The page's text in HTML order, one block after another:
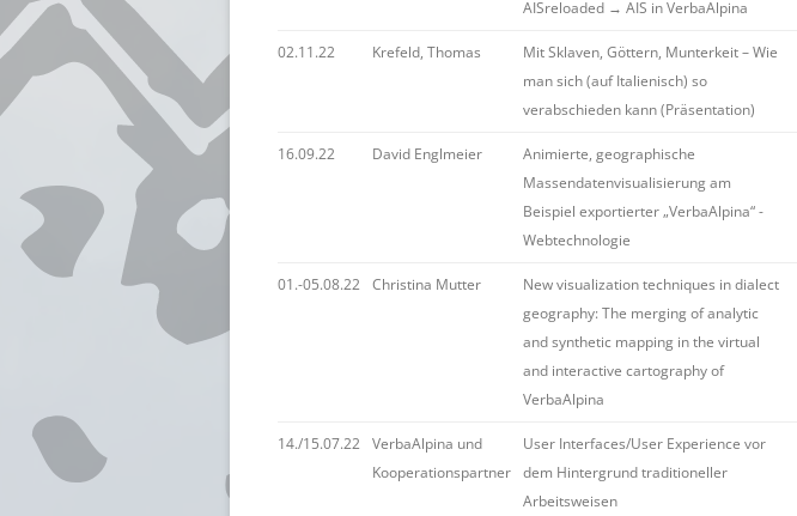
AISreloaded → AIS in VerbaAlpina
02.11.22 Krefeld, Thomas
Mit Sklaven, Göttern, Munterkeit – Wie
man sich (auf Italienisch) so
verabschieden kann (Präsentation)
16.09.22 David Englmeier
Animierte, geographische
Massendatenvisualisierung am
Beispiel exportierter „VerbaAlpina“ -
Webtechnologie
01.-05.08.22 Christina Mutter
New visualization techniques in dialect
geography: The merging of analytic
and synthetic mapping in the virtual
and interactive cartography of
VerbaAlpina
14./15.07.22 VerbaAlpina und
Kooperationspartner
User Interfaces/User Experience vor
dem Hintergrund traditioneller
Arbeitsweisen